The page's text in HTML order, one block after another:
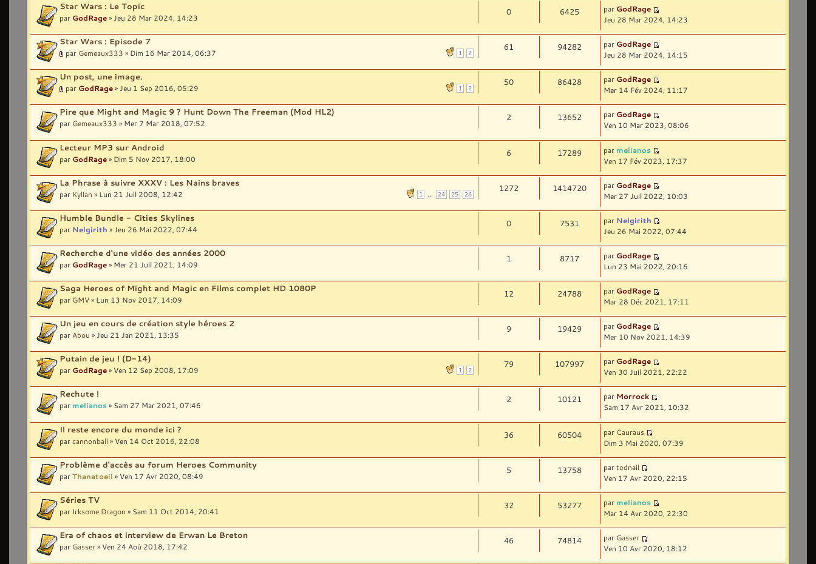
Star Wars : Le Topic
par GodRage» Jeu 28 Mar 2024, 14:23
0 6425 par GodRage
Jeu 28 Mar 2024, 14:23
Star Wars : Episode 7
1 2
par Gemeaux333 » Dim 16 Mar 2014, 06:37
61 94282 par GodRage
Jeu 28 Mar 2024, 14:15
Un post, une image.
1 2
par GodRage» Jeu 1 Sep 2016, 05:29
50 86428 par GodRage
Mer 14 Fév 2024, 11:17
Pire que Might and Magic 9 ? Hunt Down The Freeman (Mod HL2)
par Gemeaux333 » Mer 7 Mar 2018, 07:52
2 13652 par GodRage
Ven 10 Mar 2023, 08:06
Lecteur MP3 sur Android
par GodRage» Dim 5 Nov 2017, 18:00
6 17289 par melianos
Ven 17 Fév 2023, 17:37
La Phrase à suivre XXXV : Les Nains braves
1 ... 24 25 26
par Kyllan » Lun 21 Juil 2008, 12:42
1272 1414720 par GodRage
Mer 27 Juil 2022, 10:03
Humble Bundle - Cities Skylines
par Nelgirith » Jeu 26 Mai 2022, 07:44
0 7531 par Nelgirith
Jeu 26 Mai 2022, 07:44
Recherche d'une vidéo des années 2000
par GodRage» Mer 21 Juil 2021, 14:09
1 8717 par GodRage
Lun 23 Mai 2022, 20:16
Saga Heroes of Might and Magic en Films complet HD 1080P
par GMV» Lun 13 Nov 2017, 14:09
12 24788 par GodRage
Mar 28 Déc 2021, 17:11
Un jeu en cours de création style héroes 2
par Abou » Jeu 21 Jan 2021, 13:35
9 19429 par GodRage
Mer 10 Nov 2021, 14:39
Putain de jeu ! (D-14)
1 2
par GodRage» Ven 12 Sep 2008, 17:09
79 107997 par GodRage
Ven 30 Juil 2021, 22:22
Rechute !
par melianos» Sam 27 Mar 2021, 07:46
2 10121 par Morrock
Sam 17 Avr 2021, 10:32
Il reste encore du monde ici ?
parcannonball» Ven 14 Oct 2016, 22:08
36 60504 par Cauraus
Dim 3 Mai 2020, 07:39
Problème d'accès au forum Heroes Community
parThanatoeil » Ven 17 Avr 2020, 08:49
5 13758 partodnail
Ven 17 Avr 2020, 22:15
Séries TV
par Irksome Dragon » Sam 11 Oct 2014, 20:41
32 53277 par melianos
Mar 14 Avr 2020, 22:30
Era of chaos et interview de Erwan Le Breton
par Gasser» Ven 24 Aoû 2018, 17:42
46 74814 par Gasser
Ven 10 Avr 2020, 18:12